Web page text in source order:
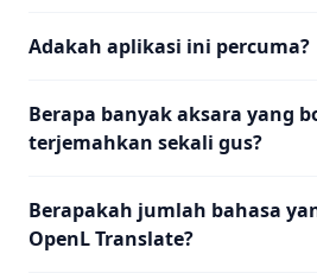
Adakah aplikasi ini percuma?
Berapa banyak aksara yang
terjemahkan sekali gus?
Berapakah jumlah bahasa
OpenL Translate?